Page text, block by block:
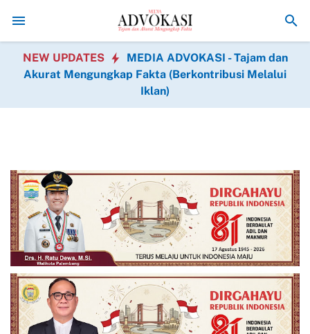
Jenis Operasi Gratis Hadir dalam BAKTIKES HUT Ke-1 Kodam XIX
NEW UPDATES
MEDIA ADVOKASI - Tajam dan
Akurat Mengungkap Fakta (Berkontribusi Melalui
Iklan)